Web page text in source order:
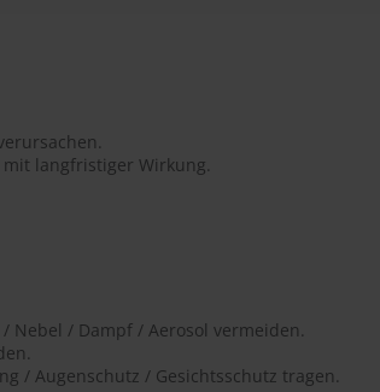
mit langfristiger Wirkung.
Nebel / Dampf / Aerosol vermeiden.
/ Augenschutz / Gesichtsschutz tragen.